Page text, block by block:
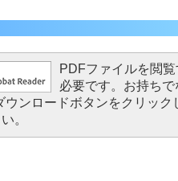
PDFファイルを閲
必要です。お持ち
ウンロードボタンをクリッ
。